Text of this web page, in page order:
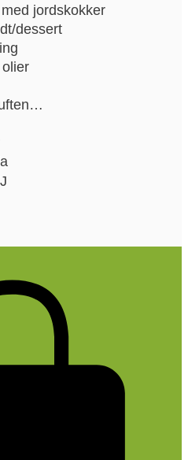
jordskokker
dessert